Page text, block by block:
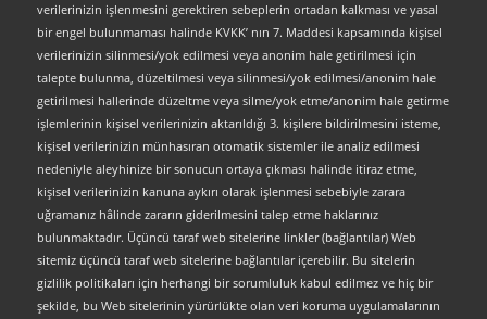
verilerinizin işlenmesini gerektiren sebeplerin ortadan kalkması ve yasal
bir engel bulunmaması halinde KVKK’ nın 7. Maddesi kapsamında kişisel
verilerinizin silinmesi/yok edilmesi veya anonim hale getirilmesi için
talepte bulunma, düzeltilmesi veya silinmesi/yok edilmesi/anonim hale
getirilmesi hallerinde düzeltme veya silme/yok etme/anonim hale getirme
işlemlerinin kişisel verilerinizin aktarıldığı 3. kişilere bildirilmesini isteme,
kişisel verilerinizin münhasıran otomatik sistemler ile analiz edilmesi
nedeniyle aleyhinize bir sonucun ortaya çıkması halinde itiraz etme,
kişisel verilerinizin kanuna aykırı olarak işlenmesi sebebiyle zarara
uğramanız hâlinde zararın giderilmesini talep etme haklarınız
bulunmaktadır. Üçüncü taraf web sitelerine linkler (bağlantılar) Web
sitemiz üçüncü taraf web sitelerine bağlantılar içerebilir. Bu sitelerin
gizlilik politikaları için herhangi bir sorumluluk kabul edilmez ve hiç bir
şekilde, bu Web sitelerinin yürürlükte olan veri koruma uygulamalarının